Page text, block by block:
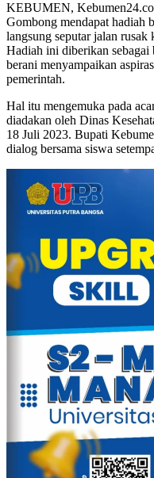
KEBUMEN,
Gombong mendapat hadiah
langsung seputar jalan
Hadiah ini diberikan sebagai
berani menyampaikan
pemerintah.
Hal itu mengemuka pada
diadakan oleh Dinas
18 Juli 2023. Bupati
dialog bersama siswa